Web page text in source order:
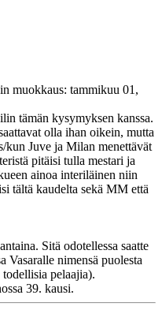
muokkaus: tammikuu 01,
tämän kysymyksen kanssa.
olla ihan oikein, mutta
kun Juve ja Milan menettävät
pitäisi tulla mestari ja
ainoa interiläinen niin
tältä kaudelta sekä MM että
Sitä odotellessa saatte
Vasaralle nimensä puolesta
pelaajia).
39. kausi.